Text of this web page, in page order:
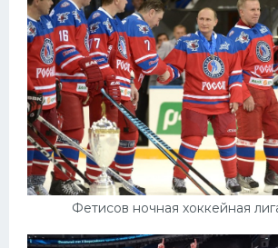
Фетисов ночная хоккейная